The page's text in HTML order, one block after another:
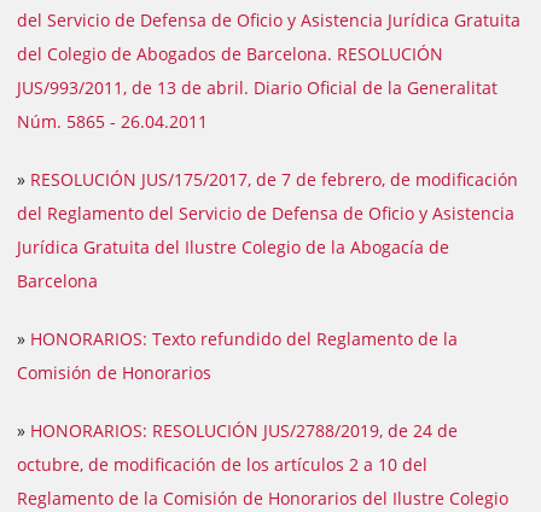
del Servicio de Defensa de Oficio y Asistencia Jurídica Gratuita
del Colegio de Abogados de Barcelona. RESOLUCIÓN
JUS/993/2011, de 13 de abril. Diario Oficial de la Generalitat
Núm. 5865 - 26.04.2011
» RESOLUCIÓN JUS/175/2017, de 7 de febrero, de modificación
del Reglamento del Servicio de Defensa de Oficio y Asistencia
Jurídica Gratuita del Ilustre Colegio de la Abogacía de
Barcelona
» HONORARIOS: Texto refundido del Reglamento de la
Comisión de Honorarios
» HONORARIOS: RESOLUCIÓN JUS/2788/2019, de 24 de
octubre, de modificación de los artículos 2 a 10 del
Reglamento de la Comisión de Honorarios del Ilustre Colegio